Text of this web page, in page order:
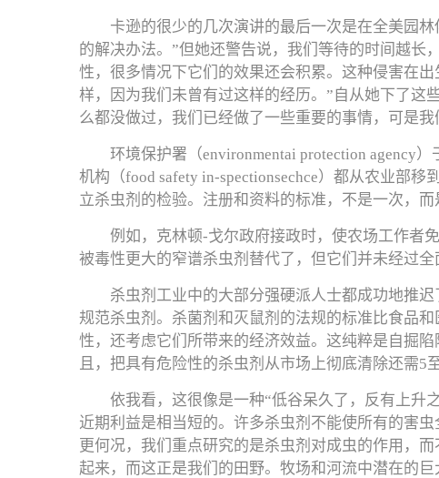
卡逊的很少的几次演讲的最后一次是在全美园
的解决办法。”但她还警告说，我们等待的时间越长
性，很多情况下它们的效果还会积累。这种侵害在
样，因为我们未曾有过这样的经历。”自从她下了这
么都没做过，我们已经做了一些重要的事情，可是我
环境保护署（environmentai protection agency
机构（food safety in-spectionsechce）都从农业部
立杀虫剂的检验。注册和资料的标准，不是一次，
例如，克林顿-戈尔政府接政时，使农场工作者
被毒性更大的窄谱杀虫剂替代了，但它们并未经过
杀虫剂工业中的大部分强硬派人士都成功地推
规范杀虫剂。杀菌剂和灭鼠剂的法规的标准比食品
性，还考虑它们所带来的经济效益。这纯粹是自掘
且，把具有危险性的杀虫剂从市场上彻底清除还需5
依我看，这很像是一种“低谷呆久了，反有上
近期利益是相当短的。许多杀虫剂不能使所有的害
更何况，我们重点研究的是杀虫剂对成虫的作用，
起来，而这正是我们的田野。牧场和河流中潜在的